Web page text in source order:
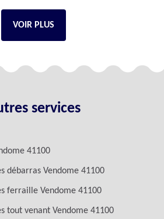
VOIR PLUS
services
41100
débarras Vendome 41100
ferraille Vendome 41100
tout venant Vendome 41100